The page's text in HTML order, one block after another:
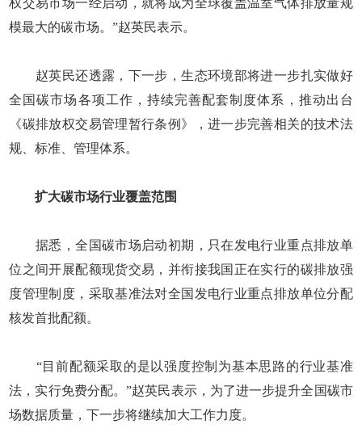
模最大的碳市场。”赵英民表示。
赵英民还透露，下一步，生态环境部将进一步扎实做好
全国碳市场各项工作，持续完善配套制度体系，推动出台
《碳排放权交易管理暂行条例》，进一步完善相关的技术法
规、标准、管理体系。
扩大碳市场行业覆盖范围
据悉，全国碳市场启动初期，只在发电行业重点排放单
位之间开展配额现货交易，并衔接我国正在实行的碳排放强
度管理制度，采取基准法对全国发电行业重点排放单位分配
核发首批配额。
“目前配额采取的是以强度控制为基本思路的行业基准
法，实行免费分配。”赵英民表示，为了进一步提升全国碳市
场数据质量，下一步将继续加大工作力度。